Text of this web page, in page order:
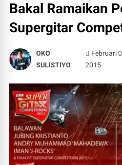
Bakal Ramaikan
Supergitar
OKO
SULISTIYO
Februari
2015